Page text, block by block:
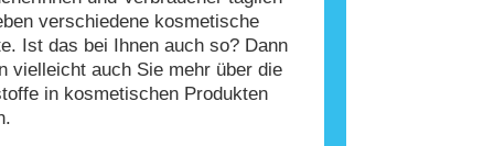
verschiedene kosmetische
Ist das bei Ihnen auch so? Dann
vielleicht auch Sie mehr über die
in kosmetischen Produkten